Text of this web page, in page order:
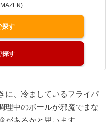
に、冷ましているフライパ
理中のボールが邪魔でまな
あるかと思います。